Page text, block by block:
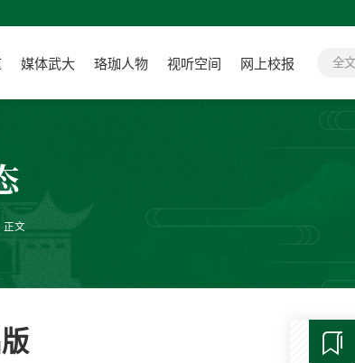
媒体武大 珞珈人物 视听空间 网上校报
正文